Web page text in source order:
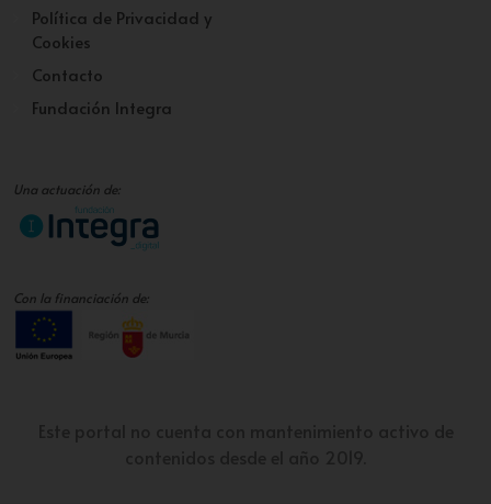
Política de Privacidad y
Cookies
Contacto
Fundación Integra
Una actuación de:
Con la financiación de: